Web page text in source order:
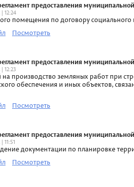
предоставления
12:24
помещения по договору социального
Посмотреть
предоставления
12:23
производство земляных работ при
обеспечения и иных объектов,
Посмотреть
предоставления
11:51
документации по планировке
Посмотреть